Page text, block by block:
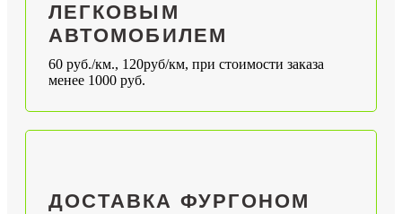
ЛЕГКОВЫМ
АВТОМОБИЛЕМ
60 руб./км., 120руб/км, при стоимости заказа
менее 1000 руб.
ДОСТАВКА ФУРГОНОМ